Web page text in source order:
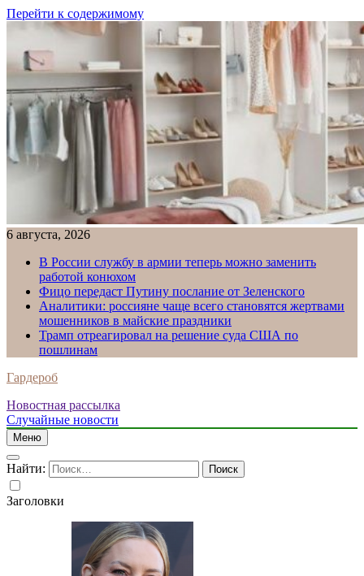
Перейти к содержимому
6 августа, 2026
В России службу в армии теперь можно заменить
работой конюхом
Фицо передаст Путину послание от Зеленского
Аналитики: россияне чаще всего становятся жертвами
мошенников в майские праздники
Трамп отреагировал на решение суда США по
пошлинам
Гардероб
Новостная рассылка
Случайные новости
Меню
Найти:
Заголовки